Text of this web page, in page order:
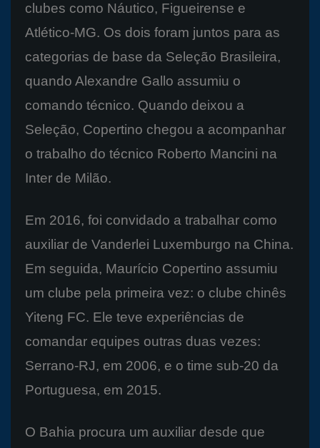
clubes como Náutico, Figueirense e
Atlético-MG. Os dois foram juntos para as
categorias de base da Seleção Brasileira,
quando Alexandre Gallo assumiu o
comando técnico. Quando deixou a
Seleção, Copertino chegou a acompanhar
o trabalho do técnico Roberto Mancini na
Inter de Milão.
Em 2016, foi convidado a trabalhar como
auxiliar de Vanderlei Luxemburgo na China.
Em seguida, Maurício Copertino assumiu
um clube pela primeira vez: o clube chinês
Yiteng FC. Ele teve experiências de
comandar equipes outras duas vezes:
Serrano-RJ, em 2006, e o time sub-20 da
Portuguesa, em 2015.
O Bahia procura um auxiliar desde que